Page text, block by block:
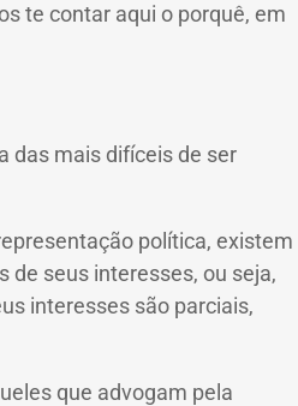
te contar aqui o porquê, em
das mais difíceis de ser
política, existem
de seus interesses, ou seja,
interesses são parciais,
que advogam pela